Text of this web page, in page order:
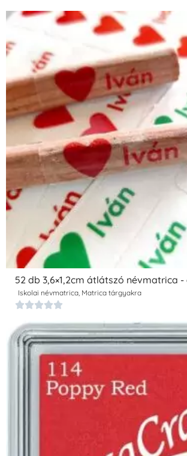
52 db 3,6×1,2cm átlátszó névmatrica
Iskolai névmatrica Matrica tárgyakra
